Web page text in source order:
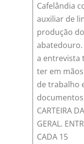
Cafelândia
auxiliar de
produção do
abatedouro.
a entrevista
ter em
de trabalho
CARTEIRA
GERAL.
CADA 15